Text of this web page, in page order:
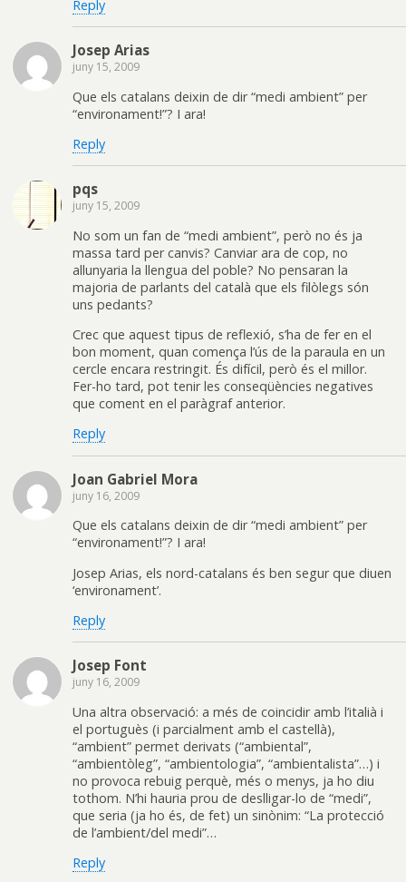
Reply
Josep Arias
juny 15, 2009
Que els catalans deixin de dir “medi ambient” per
“environament!”? I ara!
Reply
pqs
juny 15, 2009
No som un fan de “medi ambient”, però no és ja
massa tard per canvis? Canviar ara de cop, no
allunyaria la llengua del poble? No pensaran la
majoria de parlants del català que els filòlegs són
uns pedants?
Crec que aquest tipus de reflexió, s’ha de fer en el
bon moment, quan comença l’ús de la paraula en un
cercle encara restringit. És difícil, però és el millor.
Fer-ho tard, pot tenir les conseqüències negatives
que coment en el paràgraf anterior.
Reply
Joan Gabriel Mora
juny 16, 2009
Que els catalans deixin de dir “medi ambient” per
“environament!”? I ara!
Josep Arias, els nord-catalans és ben segur que diuen
‘environament’.
Reply
Josep Font
juny 16, 2009
Una altra observació: a més de coincidir amb l’italià i
el portuguès (i parcialment amb el castellà),
“ambient” permet derivats (“ambiental”,
“ambientòleg”, “ambientologia”, “ambientalista”…) i
no provoca rebuig perquè, més o menys, ja ho diu
tothom. N’hi hauria prou de deslligar-lo de “medi”,
que seria (ja ho és, de fet) un sinònim: “La protecció
de l’ambient/del medi”…
Reply